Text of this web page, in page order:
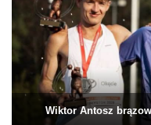
Wiktor Antosz